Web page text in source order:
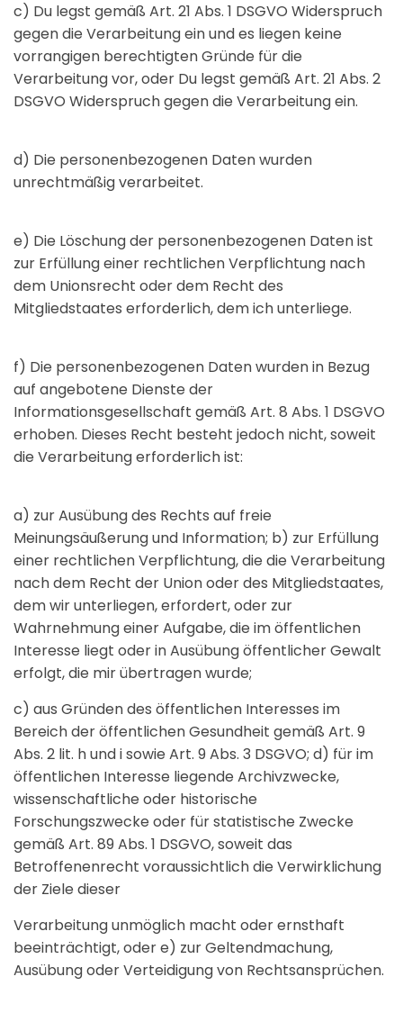
c) Du legst gemäß Art. 21 Abs. 1 DSGVO Widerspruch
gegen die Verarbeitung ein und es liegen keine
vorrangigen berechtigten Gründe für die
Verarbeitung vor, oder Du legst gemäß Art. 21 Abs. 2
DSGVO Widerspruch gegen die Verarbeitung ein.
d) Die personenbezogenen Daten wurden
unrechtmäßig verarbeitet.
e) Die Löschung der personenbezogenen Daten ist
zur Erfüllung einer rechtlichen Verpflichtung nach
dem Unionsrecht oder dem Recht des
Mitgliedstaates erforderlich, dem ich unterliege.
f) Die personenbezogenen Daten wurden in Bezug
auf angebotene Dienste der
Informationsgesellschaft gemäß Art. 8 Abs. 1 DSGVO
erhoben. Dieses Recht besteht jedoch nicht, soweit
die Verarbeitung erforderlich ist:
a) zur Ausübung des Rechts auf freie
Meinungsäußerung und Information; b) zur Erfüllung
einer rechtlichen Verpflichtung, die die Verarbeitung
nach dem Recht der Union oder des Mitgliedstaates,
dem wir unterliegen, erfordert, oder zur
Wahrnehmung einer Aufgabe, die im öffentlichen
Interesse liegt oder in Ausübung öffentlicher Gewalt
erfolgt, die mir übertragen wurde;
c) aus Gründen des öffentlichen Interesses im
Bereich der öffentlichen Gesundheit gemäß Art. 9
Abs. 2 lit. h und i sowie Art. 9 Abs. 3 DSGVO; d) für im
öffentlichen Interesse liegende Archivzwecke,
wissenschaftliche oder historische
Forschungszwecke oder für statistische Zwecke
gemäß Art. 89 Abs. 1 DSGVO, soweit das
Betroffenenrecht voraussichtlich die Verwirklichung
der Ziele dieser
Verarbeitung unmöglich macht oder ernsthaft
beeinträchtigt, oder e) zur Geltendmachung,
Ausübung oder Verteidigung von Rechtsansprüchen.